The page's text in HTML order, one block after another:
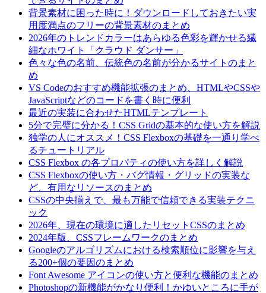
背景素材に困った時に！ダウンロードしておきたい実
用度満点のフリーの背景素材のまとめ
2026年のトレンドカラーはあらゆる色彩を輝かせる繊
細なホワイト「クラウド ダンサー」
色々な色の名前、伝統色の名前が分かるサイトのまと
め
VS Codeのおすすめ機能拡張のまとめ、HTMLやCSSや
JavaScriptなどのコードを書く時に便利
最近の実装に合わせたHTMLテンプレート
5分で完璧に分かる！CSS Gridの基本的な使い方を解説
独学の人にオススメ！CSS Flexboxの基礎を一通り学べ
るチュートリアル
CSS Flexbox の各プロパティの使い方を詳しく解説
CSS Flexboxの使い方・バグ情報・グリッドの実装な
ど、有用なリソースのまとめ
CSSの中央揃えで、最も万能で信頼できる実装テクニ
ック
2026年、現在の環境に適したリセットCSSのまとめ
2024年版、CSSフレームワークのまとめ
Googleのアルゴリズムにおける検索順位に影響を与え
る200+個の要因のまとめ
Font Awesome アイコンの使い方と便利な機能のまとめ
Photoshopの新機能がかなり便利！かゆいところに手が